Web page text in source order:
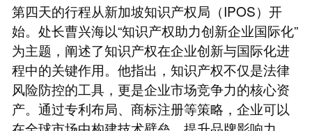
第四天的行程从新加坡知识产权局（IPOS）开
始。处长曹兴海以“知识产权助力创新企业国际化”
为主题，阐述了知识产权在企业创新与国际化进
程中的关键作用。他指出，知识产权不仅是法律
风险防控的工具，更是企业市场竞争力的核心资
产。通过专利布局、商标注册等策略，企业可以